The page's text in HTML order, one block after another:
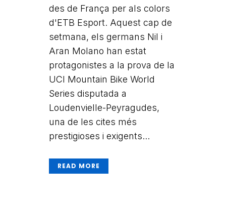
des de França per als colors
d'ETB Esport. Aquest cap de
setmana, els germans Nil i
Aran Molano han estat
protagonistes a la prova de la
UCI Mountain Bike World
Series disputada a
Loudenvielle-Peyragudes,
una de les cites més
prestigioses i exigents...
READ MORE